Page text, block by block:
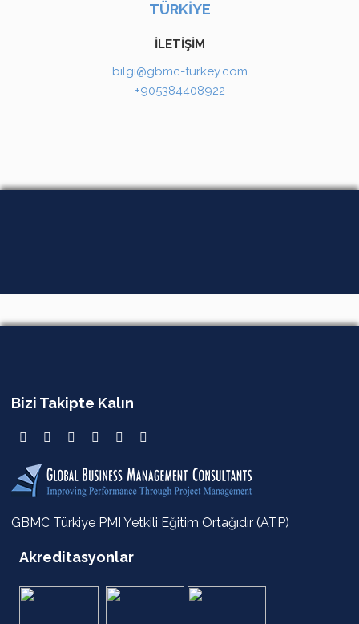
TÜRKİYE
İLETİŞİM
bilgi@gbmc-turkey.com
+905384408922
Bizi Takipte Kalın
GBMC Türkiye PMI Yetkili Eğitim Ortağıdır (ATP)
Akreditasyonlar